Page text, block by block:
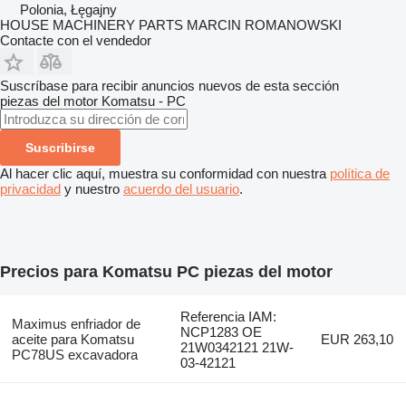
Polonia, Łęgajny
HOUSE MACHINERY PARTS MARCIN ROMANOWSKI
Contacte con el vendedor
Suscríbase para recibir anuncios nuevos de esta sección
piezas del motor Komatsu - PC
Suscribirse
Al hacer clic aquí, muestra su conformidad con nuestra política de
privacidad y nuestro acuerdo del usuario.
Precios para Komatsu PC piezas del motor
Maximus enfriador de
aceite para Komatsu
PC78US excavadora
Referencia IAM:
NCP1283 OE
21W0342121 21W-
03-42121
EUR 263,10